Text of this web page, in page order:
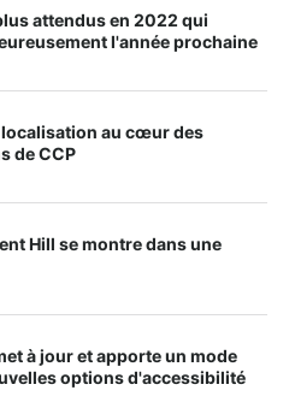
attendus en 2022 qui
l'année prochaine
localisation au cœur des
de CCP
Hill se montre dans une
à jour et apporte un mode
options d'accessibilité